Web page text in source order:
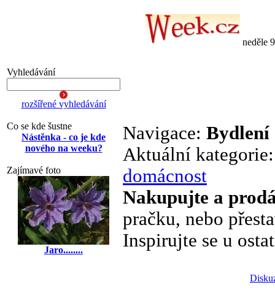
neděle
Vyhledávání
rozšířené vyhledávání
Co se kde šustne
Nástěnka - co je kde
nového na weeku?
Zajímavé foto
Jaro........
Navigace: Bydlení
Aktuální
domácnost
Nakupujte a
pračku, nebo
Inspirujte se u